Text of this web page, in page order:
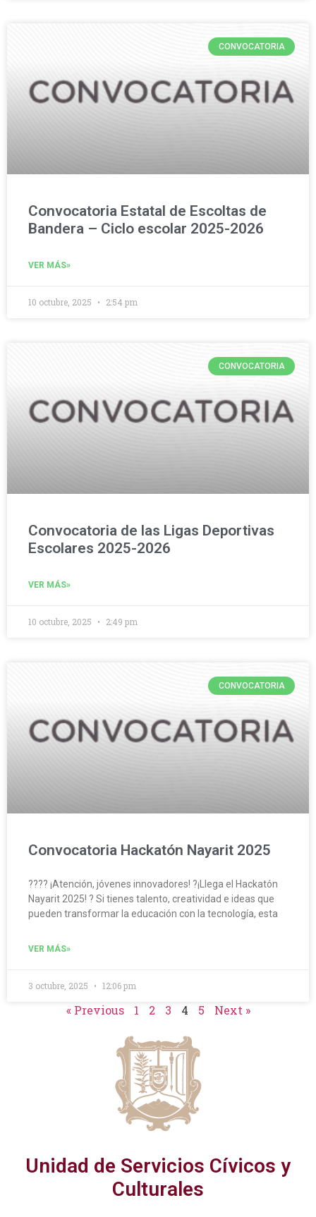
CONVOCATORIA
Convocatoria Estatal de Escoltas de
Bandera – Ciclo escolar 2025-2026
VER MÁS»
10 octubre, 2025 2:54 pm
CONVOCATORIA
Convocatoria de las Ligas Deportivas
Escolares 2025-2026
VER MÁS»
10 octubre, 2025 2:49 pm
CONVOCATORIA
Convocatoria Hackatón Nayarit 2025
?‍??‍? ¡Atención, jóvenes innovadores! ?¡Llega el Hackatón
Nayarit 2025! ? Si tienes talento, creatividad e ideas que
pueden transformar la educación con la tecnología, esta
VER MÁS»
3 octubre, 2025 12:06 pm
« Previous 1 2 3 4 5 Next »
Unidad de Servicios Cívicos y
Culturales